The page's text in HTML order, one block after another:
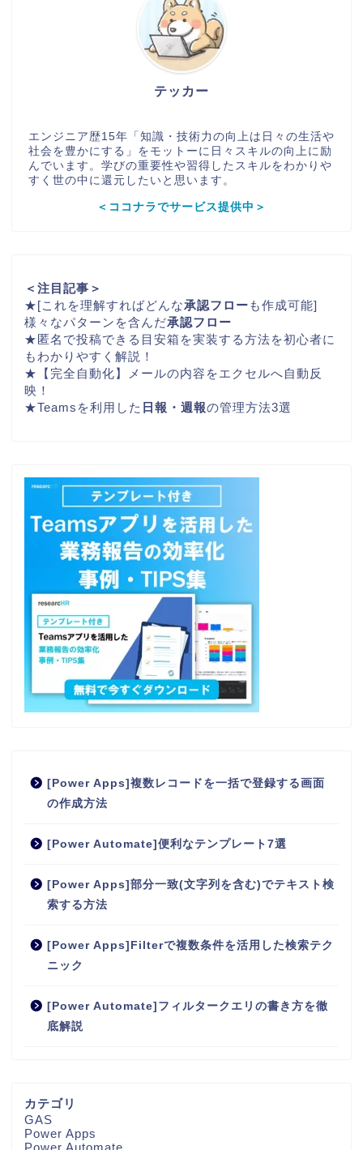
テッカー
エンジニア歴15年「知識・技術力の向上は日々の生活や
社会を豊かにする」をモットーに日々スキルの向上に励
んでいます。学びの重要性や習得したスキルをわかりや
すく世の中に還元したいと思います。
＜ココナラでサービス提供中＞
＜注目記事＞
★[これを理解すればどんな承認フロー も作成可能]
様々なパターンを含んだ承認フロー
★匿名で投稿できる 目安箱 を実装する方法を初心者に
もわかりやすく解説！
★
【完全自動化】メールの内容をエクセルへ自動反
映！
★Teamsを利用した 日報・週報の管理方法3選
[Power Apps]複数レコードを一括で登録する画面
の作成方法
[Power Automate]便利なテンプレート7選
[Power Apps]部分一致(文字列を含む)でテキスト検
索する方法
[Power Apps]Filterで複数条件を活用した検索テク
ニック
[Power Automate]フィルタークエリの書き方を徹
底解説
カテゴリ
GAS
Power Apps
Power Automate